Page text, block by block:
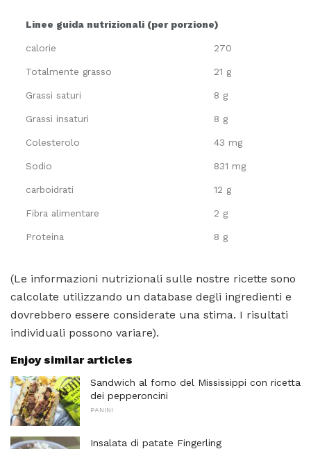
Linee guida nutrizionali (per porzione)
calorie 270
Totalmente grasso 21 g
Grassi saturi 8 g
Grassi insaturi 8 g
Colesterolo 43 mg
Sodio 831 mg
carboidrati 12 g
Fibra alimentare 2 g
Proteina 8 g
(Le informazioni nutrizionali sulle nostre ricette sono
calcolate utilizzando un database degli ingredienti e
dovrebbero essere considerate una stima. I risultati
individuali possono variare).
Enjoy similar articles
Sandwich al forno del Mississippi con ricetta
dei pepperoncini
PANINI
Insalata di patate Fingerling